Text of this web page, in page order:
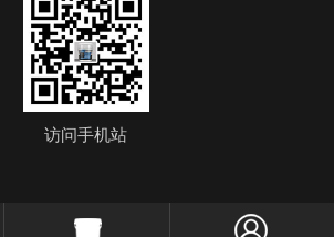
访问手机站